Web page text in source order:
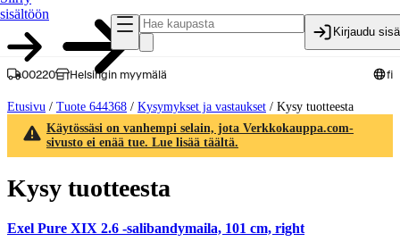
sisältöön
Kirjaudu
00220 Helsingin myymälä fi
Etusivu / Tuote 644368 / Kysymykset ja vastaukset / Kysy tuotteesta
Käytössäsi on vanhempi selain, jota Verkkokauppa.com-
sivusto ei enää tue. Lue lisää täältä.
Kysy tuotteesta
Exel Pure XIX 2.6 -salibandymaila, 101 cm, right